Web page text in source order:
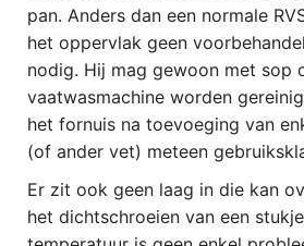
pan. Anders dan een normale
het oppervlak geen
nodig. Hij mag gewoon met sop
vaatwasmachine worden
het fornuis na toevoeging van
(of ander vet) meteen
Er zit ook geen laag in die kan
het dichtschroeien van een